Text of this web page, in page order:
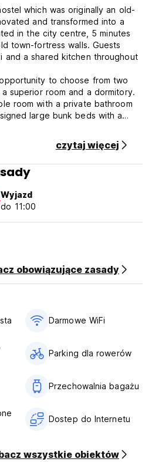
which was originally an old-
and transformed into a
in the city centre, 5 minutes
town-fortress walls. Guests
and a shared kitchen throughout
to choose from two
superior room and a dormitory.
room with a private bathroom
large bunk beds with a
IN THE
czytaj więcej
Wyjazd
do 11:00
obowiązujące zasady
Darmowe WiFi
Parking dla rowerów
Przechowalnia bagażu
Dostep do Internetu
wszystkie obiektów